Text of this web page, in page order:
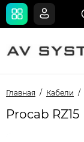
Главная Кабели
Procab RZ15